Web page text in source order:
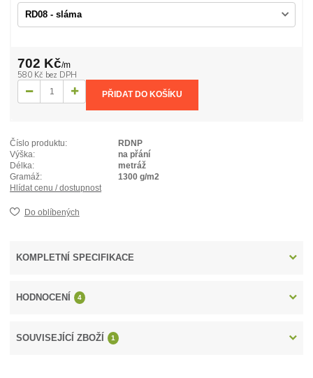
702 Kč/m
580 Kč bez DPH
PŘIDAT DO KOŠÍKU
Číslo produktu:
RDNP
Výška:
na přání
Délka:
metráž
Gramáž:
1300 g/m2
Hlídat cenu / dostupnost
Do oblíbených
KOMPLETNÍ SPECIFIKACE
HODNOCENÍ 4
SOUVISEJÍCÍ ZBOŽÍ 1